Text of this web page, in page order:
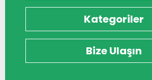
Kategoriler
Bize Ulaşın